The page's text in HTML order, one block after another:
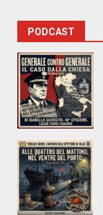
PODCAST